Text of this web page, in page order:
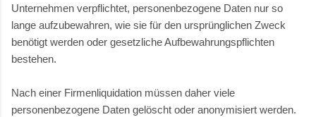
Unternehmen verpflichtet, personenbezogene Daten nur so
lange aufzubewahren, wie sie für den ursprünglichen Zweck
benötigt werden oder gesetzliche Aufbewahrungspflichten
bestehen.
Nach einer Firmenliquidation müssen daher viele
personenbezogene Daten gelöscht oder anonymisiert werden.